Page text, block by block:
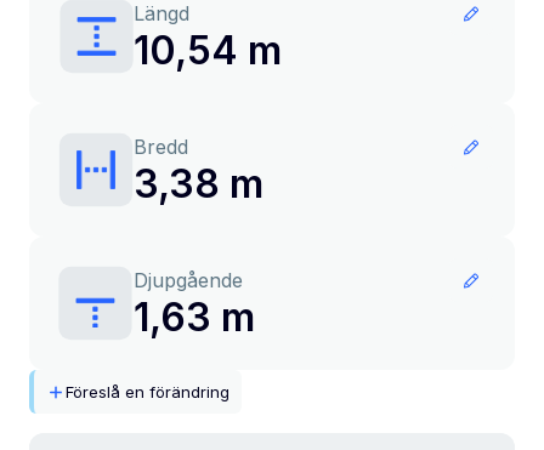
Längd
10,54 m
Bredd
3,38 m
Djupgående
1,63 m
Föreslå en förändring